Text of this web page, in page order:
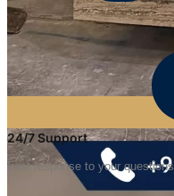
24/7 Support
Fast response to your questions